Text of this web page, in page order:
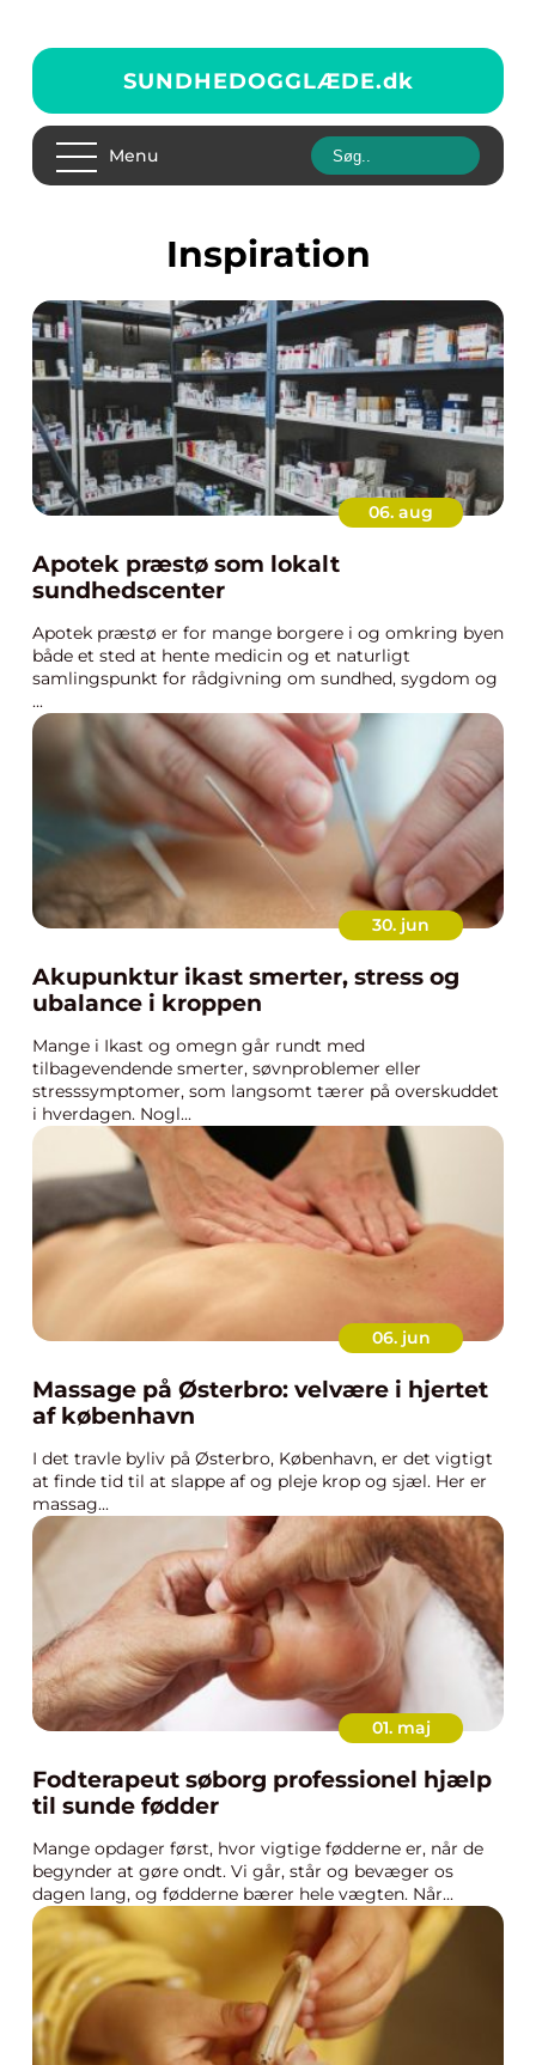
SUNDHEDOGGLÆDE.dk
Menu
inspiration
06. aug
Apotek præstø som lokalt
sundhedscenter
Apotek præstø er for mange borgere i og omkring byen
både et sted at hente medicin og et naturligt
samlingspunkt for rådgivning om sundhed, sygdom og
...
30. jun
Akupunktur ikast smerter, stress og
ubalance i kroppen
Mange i Ikast og omegn går rundt med
tilbagevendende smerter, søvnproblemer eller
stresssymptomer, som langsomt tærer på overskuddet
i hverdagen. Nogl...
06. jun
Massage på Østerbro: velvære i hjertet
af københavn
I det travle byliv på Østerbro, København, er det vigtigt
at finde tid til at slappe af og pleje krop og sjæl. Her er
massag...
01. maj
Fodterapeut søborg professionel hjælp
til sunde fødder
Mange opdager først, hvor vigtige fødderne er, når de
begynder at gøre ondt. Vi går, står og bevæger os
dagen lang, og fødderne bærer hele vægten. Når...